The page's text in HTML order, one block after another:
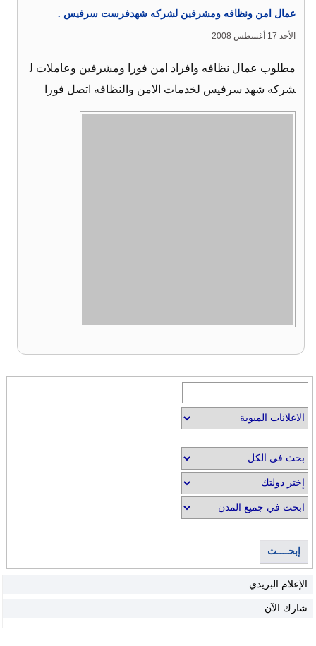
عمال امن ونظافه ومشرفين لشركه شهدفرست سرفيس .
الأحد 17 أغسطس 2008
مطلوب عمال نظافه وافراد امن فورا ومشرفين وعاملات ل
شركه شهد سرفيس لخدمات الامن والنظافه اتصل فورا
إبحــــث
الإعلام البريدي
شارك الآن